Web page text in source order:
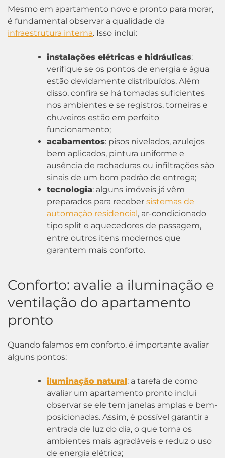
Mesmo em apartamento novo e pronto para morar,
é fundamental observar a qualidade da
infraestrutura interna. Isso inclui:
instalações elétricas e hidráulicas:
verifique se os pontos de energia e água
estão devidamente distribuídos. Além
disso, confira se há tomadas suficientes
nos ambientes e se registros, torneiras e
chuveiros estão em perfeito
funcionamento;
acabamentos: pisos nivelados, azulejos
bem aplicados, pintura uniforme e
ausência de rachaduras ou infiltrações são
sinais de um bom padrão de entrega;
tecnologia: alguns imóveis já vêm
preparados para receber sistemas de
automação residencial, ar-condicionado
tipo split e aquecedores de passagem,
entre outros itens modernos que
garantem mais conforto.
Conforto: avalie a iluminação e
ventilação do apartamento
pronto
Quando falamos em conforto, é importante avaliar
alguns pontos:
iluminação natural: a tarefa de como
avaliar um apartamento pronto inclui
observar se ele tem janelas amplas e bem-
posicionadas. Assim, é possível garantir a
entrada de luz do dia, o que torna os
ambientes mais agradáveis e reduz o uso
de energia elétrica;